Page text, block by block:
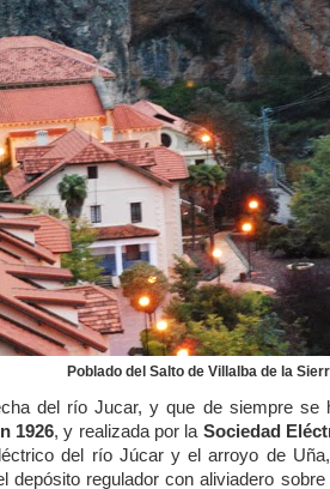
Poblado del Salto de Villalba de la
del río Jucar, y que de siempre se
1926, y realizada por la Sociedad
del río Júcar y el arroyo de
depósito regulador con aliviadero